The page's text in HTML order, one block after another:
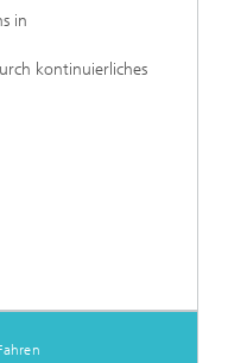
in
kontinuierliches